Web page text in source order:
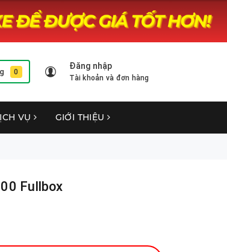
0
Đăng nhập
Tài khoản và đơn hàng
VỤ GIỚI THIỆU
Fullbox